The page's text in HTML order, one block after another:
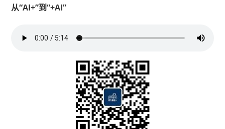
从“AI+”到“+AI”